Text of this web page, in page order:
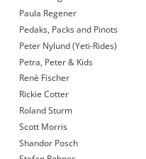
Paula Regener
Pedaks, Packs and Pinots
Peter Nylund (Yeti-Rides)
Petra, Peter & Kids
Renè Fischer
Rickie Cotter
Roland Sturm
Scott Morris
Shandor Posch